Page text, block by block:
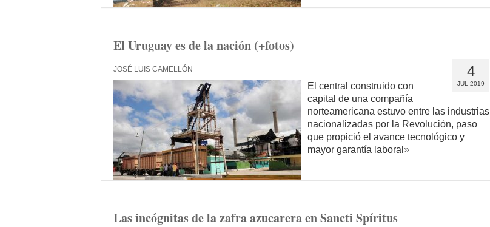
El Uruguay es de la nación (+fotos)
4
JUL 2019
JOSÉ LUIS CAMELLÓN
El central construido con
capital de una compañía
norteamericana estuvo entre las industrias
nacionalizadas por la Revolución, paso
que propició el avance tecnológico y
mayor garantía laboral »
Las incógnitas de la zafra azucarera en Sancti Spíritus